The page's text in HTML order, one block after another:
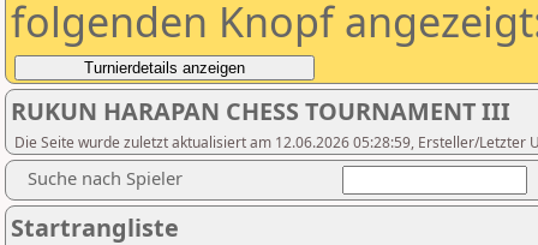
folgenden Knopf
RUKUN HARAPAN CHESS TOURNAMENT III
Die Seite wurde zuletzt aktualisiert am 12.06.2026 05:28:59, Ersteller/Letzter
Suche nach Spieler
Startrangliste